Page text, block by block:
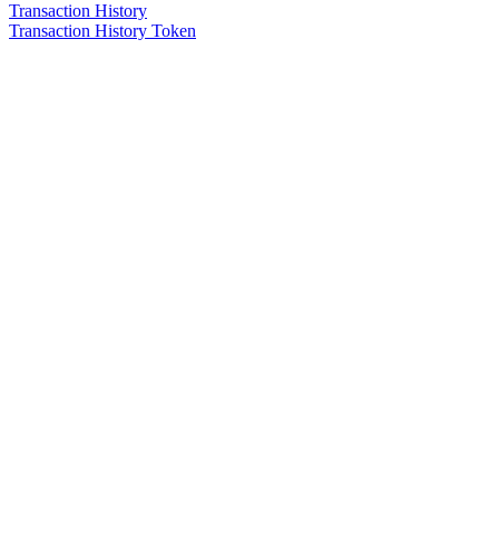
Transaction History
Transaction History Token